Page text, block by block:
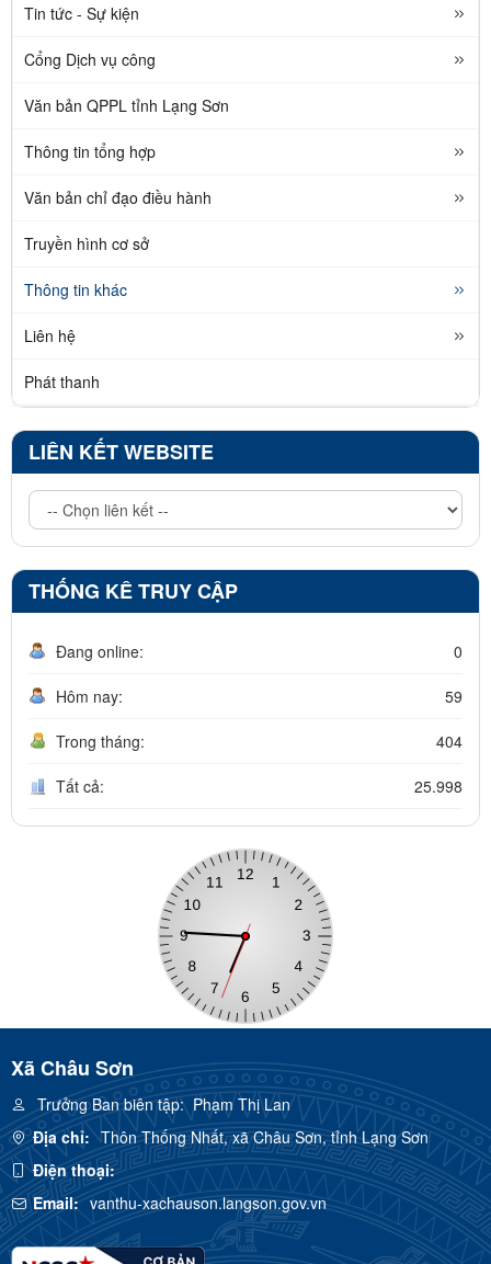
Tin tức - Sự kiện
Cổng Dịch vụ công
Văn bản QPPL tỉnh Lạng Sơn
Thông tin tổng hợp
Văn bản chỉ đạo điều hành
Truyền hình cơ sở
Thông tin khác
Liên hệ
Phát thanh
LIÊN KẾT WEBSITE
THỐNG KÊ TRUY CẬP
Đang online: 0
Hôm nay: 59
Trong tháng: 404
Tất cả: 25.998
Xã Châu Sơn
Trưởng Ban biên tập:Phạm Thị Lan
Địa chỉ: Thôn Thống Nhất, xã Châu Sơn, tỉnh Lạng Sơn
Điện thoại:
Email: vanthu-xachauson.langson.gov.vn